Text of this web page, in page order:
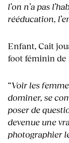
l’on n’a pas
rééducation,
Enfant, Cait
foot féminin de
“Voir les
dominer, se
poser de
devenue une
photographier